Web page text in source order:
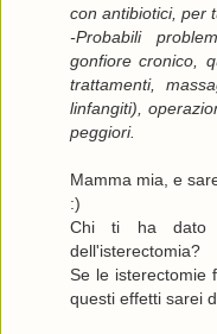
con antibiotici, per
-Probabili
gonfiore cronico,
trattamenti,
linfangiti),
peggiori.
Mamma mia, e
:)
Chi ti ha dato
dell'isterectomia?
Se le isterectomie
questi effetti sarei